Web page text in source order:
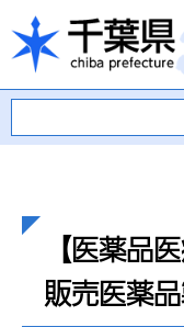
【医薬品
販売医薬